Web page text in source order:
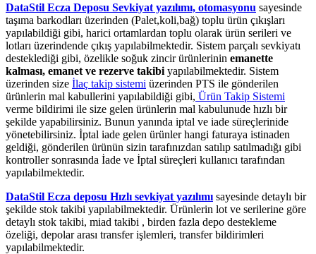
DataStil Ecza Deposu Sevkiyat yazılımı, otomasyonu sayesinde
taşıma barkodları üzerinden (Palet,koli,bağ) toplu ürün çıkışları
yapılabildiği gibi, harici ortamlardan toplu olarak ürün serileri ve
lotları üzerindende çıkış yapılabilmektedir. Sistem parçalı sevkiyatı
desteklediği gibi, özelikle soğuk zincir ürünlerinin emanette
kalması, emanet ve rezerve takibi yapılabilmektedir. Sistem
üzerinden size İlaç takip sistemi üzerinden PTS ile gönderilen
ürünlerin mal kabullerini yapılabildiği gibi, Ürün Takip Sistemi
verme bildirimi ile size gelen ürünlerin mal kabulunude hızlı bir
şekilde yapabilirsiniz. Bunun yanında iptal ve iade süreçlerinide
yönetebilirsiniz. İptal iade gelen ürünler hangi faturaya istinaden
geldiği, gönderilen ürünün sizin tarafınızdan satılıp satılmadığı gibi
kontroller sonrasında İade ve İptal süreçleri kullanıcı tarafından
yapılabilmektedir.
DataStil Ecza deposu Hızlı sevkiyat yazılımı sayesinde detaylı bir
şekilde stok takibi yapılabilmektedir. Ürünlerin lot ve serilerine göre
detaylı stok takibi, miad takibi , birden fazla depo destekleme
özeliği, depolar arası transfer işlemleri, transfer bildirimleri
yapılabilmektedir.